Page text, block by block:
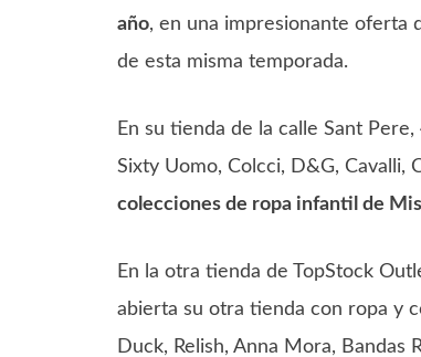
año, en una impresionante oferta
de esta misma temporada.
En su tienda de la calle Sant
Sixty Uomo, Colcci, D&G, Cavalli,
colecciones de ropa infantil de
En la otra tienda de TopStock
abierta su otra tienda con ropa y
Duck, Relish, Anna Mora, Bandas